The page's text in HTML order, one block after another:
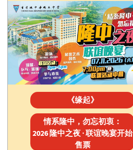
《缘起》
情系隆中，勿忘初衷：
2026 隆中之夜 · 联谊晚宴开始
售票